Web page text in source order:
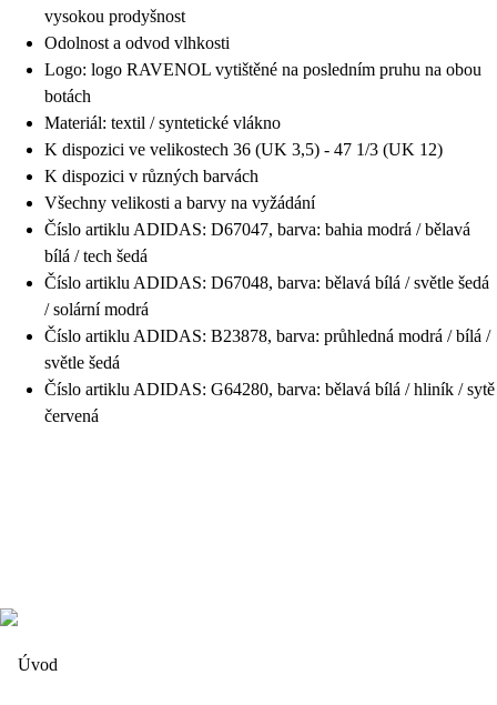
vysokou prodyšnost
Odolnost a odvod vlhkosti
Logo: logo RAVENOL vytištěné na posledním pruhu na obou
botách
Materiál: textil / syntetické vlákno
K dispozici ve velikostech 36 (UK 3,5) - 47 1/3 (UK 12)
K dispozici v různých barvách
Všechny velikosti a barvy na vyžádání
Číslo artiklu ADIDAS: D67047, barva: bahia modrá / bělavá
bílá / tech šedá
Číslo artiklu ADIDAS: D67048, barva: bělavá bílá / světle šedá
/ solární modrá
Číslo artiklu ADIDAS: B23878, barva: průhledná modrá / bílá /
světle šedá
Číslo artiklu ADIDAS: G64280, barva: bělavá bílá / hliník / sytě
červená
Úvod